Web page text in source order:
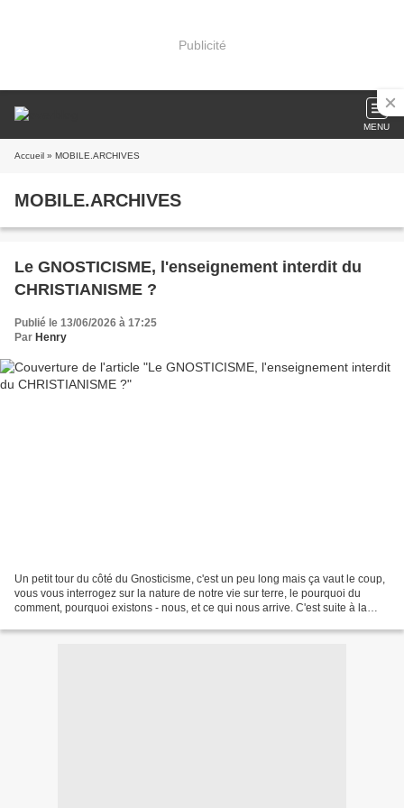
Publicité
MENU
Accueil » MOBILE.ARCHIVES
MOBILE.ARCHIVES
Le GNOSTICISME, l'enseignement interdit du
CHRISTIANISME ?
Publié le 13/06/2026 à 17:25
Par Henry
Un petit tour du côté du Gnosticisme, c'est un peu long mais ça vaut le coup,
vous vous interrogez sur la nature de notre vie sur terre, le pourquoi du
comment, pourquoi existons - nous, et ce qui nous arrive. C'est suite à la